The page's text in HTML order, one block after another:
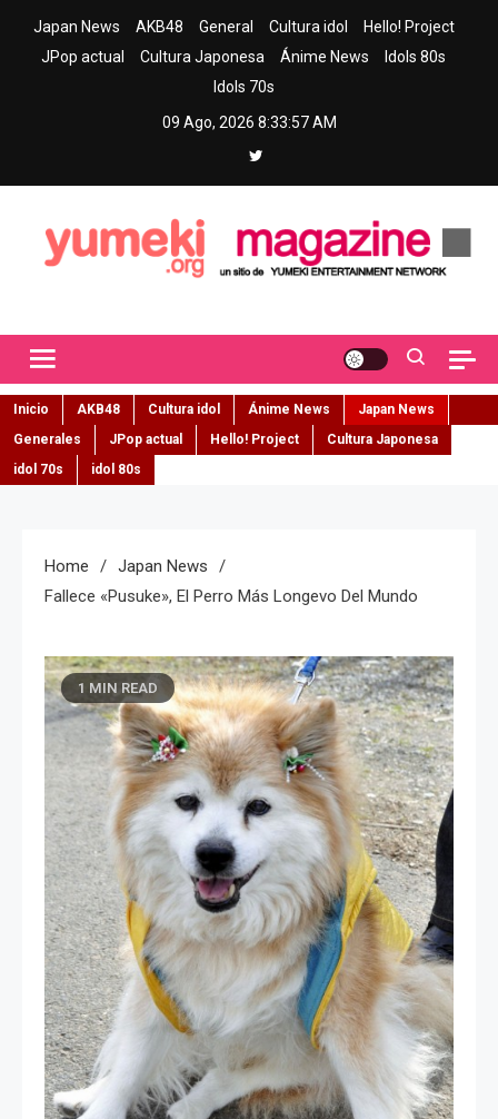
Japan News AKB48 General Cultura idol
Hello! Project
JPop actual
Cultura Japonesa Ánime News
Idols 80s
Idols 70s
09 Ago, 2026 8:33:59 AM
Inicio AKB48 Cultura idol Ánime News
Japan News
Generales
JPop actual Hello! Project
Cultura Japonesa
idol 70s
idol 80s
Home
Japan News
Fallece «Pusuke», El Perro Más Longevo Del Mundo
1 MIN READ